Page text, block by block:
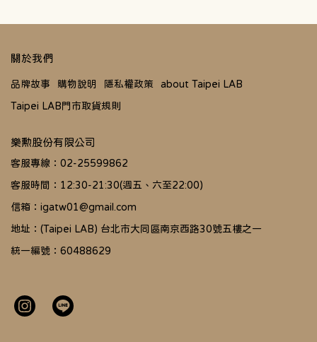
關於我們
品牌故事 購物說明 隱私權政策
about Taipei LAB
Taipei LAB門市取貨規則
樂勲股份有限公司
客服專線：02-25599862
客服時間：12:30-21:30(週五、六至22:00)
信箱：igatw01@gmail.com
地址：(Taipei LAB) 台北市大同區南京西路30號五樓之一
統一編號：60488629